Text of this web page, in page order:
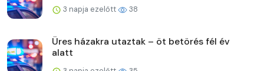
3 napja ezelőtt 38
Üres házakra utaztak – öt betörés fél év
alatt